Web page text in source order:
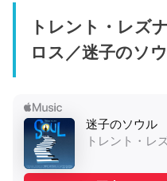
トレント・レズ
ロス／迷子のソ